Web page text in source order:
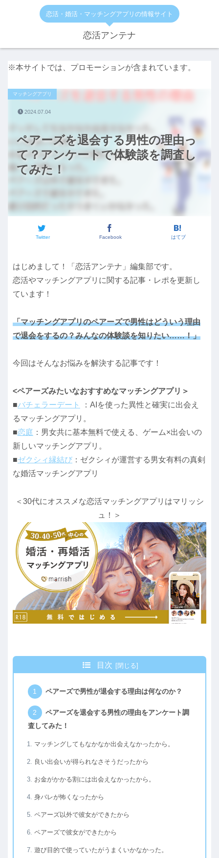
恋活・婚活・マッチングアプリの情報サイト
恋活アンテナ
※本サイトでは、プロモーションが含まれています。
ペアーズを退会する男性の理由っ
て？アンケートで体験談を調査し
てみた！
マッチングアプリ
Twitter Facebook はてブ
2024.07.04
はじめまして！「恋活アンテナ」編集部です。
恋活やマッチングアプリに関する記事・レポを更新し
ています！
「マッチングアプリのペアーズで男性はどういう理由
で退会をするの？みんなの体験談を知りたい……！」
今回はそんなお悩みを解決する記事です！
<ペアーズみたいなおすすめなマッチングアプリ＞
■バチェラーデート
：AIを使った異性と確実に出会え
るマッチングアプリ。
■恋庭 ：男女共に基本無料で使える、ゲーム×出会いの
新しいマッチングアプリ。
■ゼクシィ縁結び ：ゼクシィが運営する男女有料の真剣
な婚活マッチングアプリ
＜30代にオススメな恋活マッチングアプリはマリッシ
ュ！＞
目次
ペアーズで男性が退会する理由は何なのか？
ペアーズを退会する男性の理由をアンケート調
査してみた！
マッチングしてもなかなか出会えなかったから。
良い出会いが得られなさそうだったから
お金がかかる割には出会えなかったから。
身バレが怖くなったから
ペアーズ以外で彼女ができたから
ペアーズで彼女ができたから
遊び目的で使っていたがうまくいかなかった。